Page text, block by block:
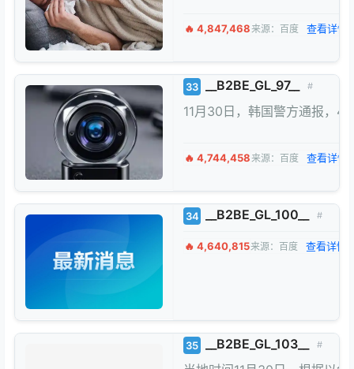
🔥 4,847,468来源：百度 查看详情
33 __B2BE_GL_97__ #
11月30日，韩国警方通报，4
🔥 4,744,458来源：百度 查看详情
34 __B2BE_GL_100__ #
🔥 4,640,815来源：百度 查看详情
35 __B2BE_GL_103__ #